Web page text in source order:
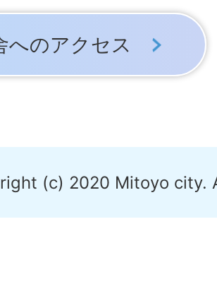
へのアクセス
(c) 2020 Mitoyo city.